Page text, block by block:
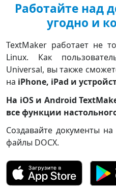
Работайте над
угодно и
TextMaker работает не
Linux. Как
Universal, вы также
на iPhone, iPad и
На iOS и Android
все функции
Создавайте документы
файлы DOCX.